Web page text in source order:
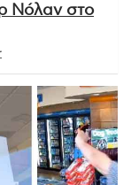
Νόλαν στο